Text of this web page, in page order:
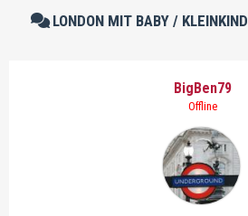
LONDON MIT BABY / KLEINKIND
BigBen79
Offline